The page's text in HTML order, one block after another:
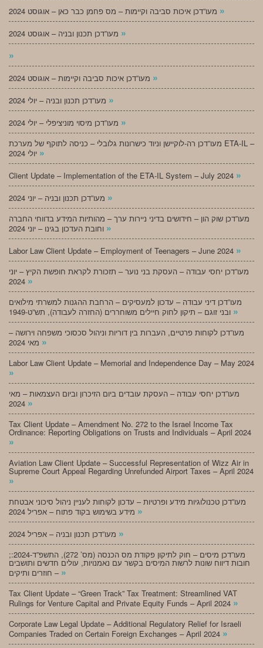
»
»
»
»
»
»
מעו”דכן רה-לוקיישן וניוד כישרונות גלובלי – כניסה לתוקף של מערכת ETA-IL –
»
Client Update – Implementation of the ETA-IL System – July 2024 »
»
מעו”דכן שוק הון – חידושים בדיני ניירות ערך – מהותיות המידע בדווחי החברה
»
Labor Law Client Update – Employment of Teenagers – June 2024 »
מעו”דכן יחסי עבודה – העסקת בני נוער – תזכורת לקראת חופשת הקיץ – יוני
»
מעו”דכן דיני עבודה – עדכון למעסיקים – הרחבת ההגנות למשרתי מילואים
»
מעו”דכן לקוחות פרטיים, העברות בין דוריות וניהול סכסוכי משפחה וירושה –
»
Labor Law Client Update – Memorial and Independence Day – May 2024
»
מעו”דכן יחסי עבודה – העסקת עובדים ביום הזיכרון וביום העצמאות – מאי
»
Tax Client Update – Amendment No. 272 to the Israel Income Tax
Ordinance: Reporting Obligations on Trusts and Individuals – April 2024
»
Aviation Law Client Update – Successful Representation of Wizz Air in
Supreme Court Appeal Regarding Unrefunded Airport Taxes – April 2024
»
מעו”דכן טכנולוגיות מידע ופרטיות – עדכון לקוחות לעניין ניהול סיכוני אבטחת
»
»
;מעו”דכן מיסים – חוק לתיקון פקודת מס הכנסה (מס’ 272), התשפ”ד-2024:
חובות דיווח שונות לרשות המיסים בקשר עם נאמנויות, עולים חדשים ותושבים
חוזרים ותיקים – »
Tax Client Update – “Green Track” Tax Treatment: Streamlined VAT
Rulings for Venture Capital and Private Equity Funds – April 2024 »
Corporate Law Legal Update – Additional Regulatory Relief for Israeli
Companies Traded on Certain Foreign Exchanges – April 2024 »